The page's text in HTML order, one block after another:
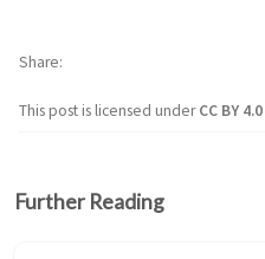
This post is licensed underCC BY 4.0
Share
Further Reading